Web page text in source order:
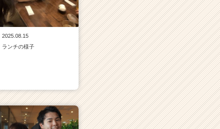
2025.08.15
ランチの様子